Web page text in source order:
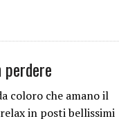
perdere
coloro che amano il
in posti bellissimi